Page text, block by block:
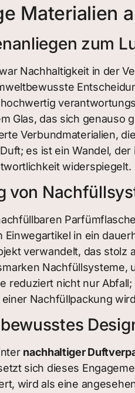
Materialien
zum
Nachhaltigkeit in der
Glas, das sich genauso
Verbundmaterialien,
es ist ein Wandel, der
widerspiegelt.
von
Einwegartikel in ein
verwandelt, das
reduziert nicht nur
Nachfüllpackung
nachhaltiger
sich dieses
wird als eine